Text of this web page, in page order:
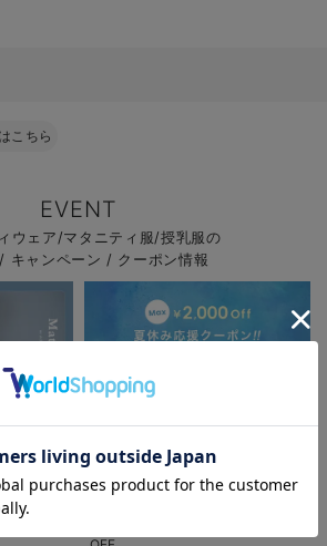
こちら
EVENT
ウェア/マタニティ服/授乳服の
キャンペーン / クーポン情報
に入り商品を確認する